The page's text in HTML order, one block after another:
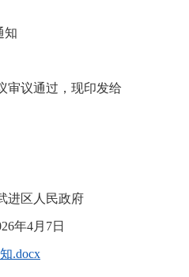
知
审议通过，现印发给
进区人民政府
年4月7日
.docx